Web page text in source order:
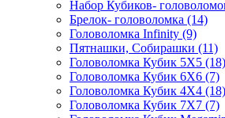
Набор Кубиков-
Брелок- головоломка (14)
Головоломка Infinity (9)
Пятнашки, Собирашки (11)
Головоломка Кубик 5Х5 (18)
Головоломка Кубик 6Х6 (7)
Головоломка Кубик 4Х4 (18)
Головоломка Кубик 7Х7 (7)